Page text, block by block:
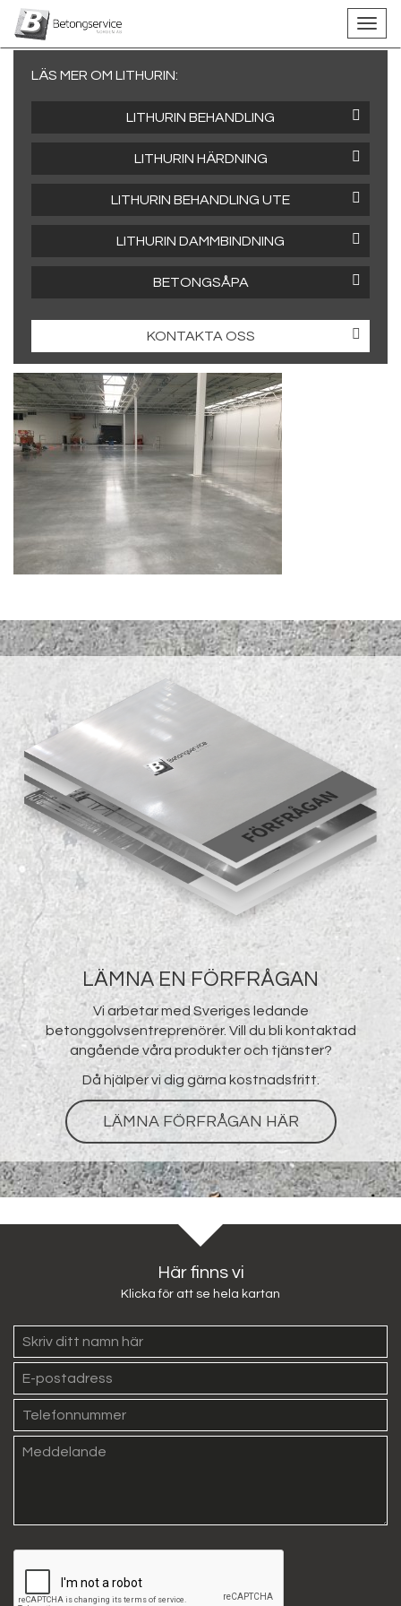
LÄS MER OM LITHURIN:
LITHURIN BEHANDLING
LITHURIN HÄRDNING
LITHURIN BEHANDLING UTE
LITHURIN DAMMBINDNING
BETONGSÅPA
KONTAKTA OSS
LÄMNA EN FÖRFRÅGAN
Vi arbetar med Sveriges ledande
betonggolvsentreprenörer. Vill du bli kontaktad
angående våra produkter och tjänster?
Då hjälper vi dig gärna kostnadsfritt.
LÄMNA FÖRFRÅGAN HÄR
Här finns vi
Klicka för att se hela kartan